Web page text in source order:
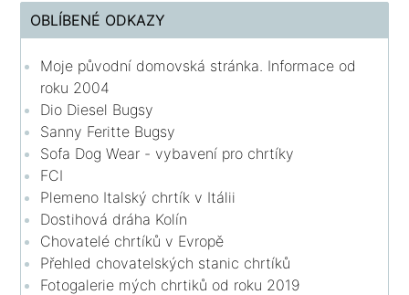
OBLÍBENÉ ODKAZY
Moje původní domovská stránka. Informace od
roku 2004
Dio Diesel Bugsy
Sanny Feritte Bugsy
Sofa Dog Wear - vybavení pro chrtíky
FCI
Plemeno Italský chrtík v Itálii
Dostihová dráha Kolín
Chovatelé chrtíků v Evropě
Přehled chovatelských stanic chrtíků
Fotogalerie mých chrtiků od roku 2019